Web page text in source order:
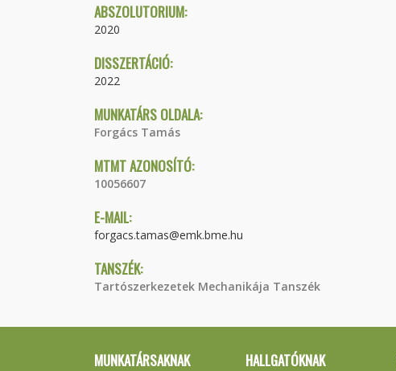
ABSZOLUTORIUM:
2020
DISSZERTÁCIÓ:
2022
MUNKATÁRS OLDALA:
Forgács Tamás
MTMT AZONOSÍTÓ:
10056607
E-MAIL:
forgacs.tamas@emk.bme.hu
TANSZÉK:
Tartószerkezetek Mechanikája Tanszék
MUNKATÁRSAKNAK HALLGATÓKNAK